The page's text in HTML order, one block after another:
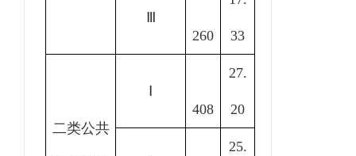
260
33
二类公共
408
27.
20
25.